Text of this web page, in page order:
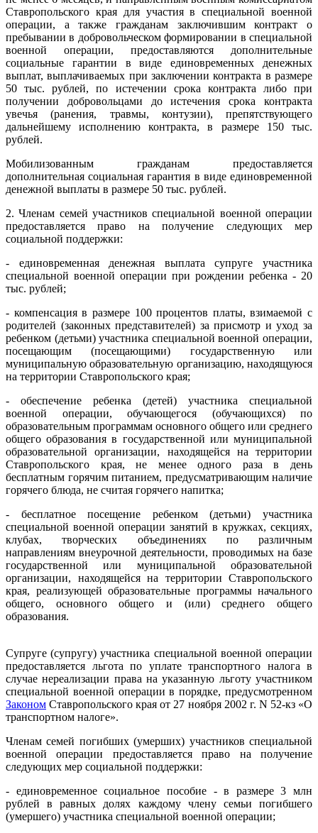
Ставропольского края для участия в специальной военной
операции, а также гражданам заключившим контракт о
пребывании в добровольческом формировании в специальной
военной операции, предоставляются дополнительные
социальные гарантии в виде единовременных денежных
выплат, выплачиваемых при заключении контракта в размере
50 тыс. рублей, по истечении срока контракта либо при
получении добровольцами до истечения срока контракта
увечья (ранения, травмы, контузии), препятствующего
дальнейшему исполнению контракта, в размере 150 тыс.
рублей.
Мобилизованным гражданам предоставляется
дополнительная социальная гарантия в виде единовременной
денежной выплаты в размере 50 тыс. рублей.
2. Членам семей участников специальной военной операции
предоставляется право на получение следующих мер
социальной поддержки:
- единовременная денежная выплата супруге участника
специальной военной операции при рождении ребенка - 20
тыс. рублей;
- компенсация в размере 100 процентов платы, взимаемой с
родителей (законных представителей) за присмотр и уход за
ребенком (детьми) участника специальной военной операции,
посещающим (посещающими) государственную или
муниципальную образовательную организацию, находящуюся
на территории Ставропольского края;
- обеспечение ребенка (детей) участника специальной
военной операции, обучающегося (обучающихся) по
образовательным программам основного общего или среднего
общего образования в государственной или муниципальной
образовательной организации, находящейся на территории
Ставропольского края, не менее одного раза в день
бесплатным горячим питанием, предусматривающим наличие
горячего блюда, не считая горячего напитка;
- бесплатное посещение ребенком (детьми) участника
специальной военной операции занятий в кружках, секциях,
клубах, творческих объединениях по различным
направлениям внеурочной деятельности, проводимых на базе
государственной или муниципальной образовательной
организации, находящейся на территории Ставропольского
края, реализующей образовательные программы начального
общего, основного общего и (или) среднего общего
образования.
Супруге (супругу) участника специальной военной операции
предоставляется льгота по уплате транспортного налога в
случае нереализации права на указанную льготу участником
специальной военной операции в порядке, предусмотренном
Законом Ставропольского края от 27 ноября 2002 г. N 52-кз «О
транспортном налоге».
Членам семей погибших (умерших) участников специальной
военной операции предоставляется право на получение
следующих мер социальной поддержки:
- единовременное социальное пособие - в размере 3 млн
рублей в равных долях каждому члену семьи погибшего
(умершего) участника специальной военной операции;